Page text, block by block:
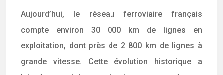
Aujourd’hui, le réseau ferroviaire français
compte environ 30 000 km de lignes en
exploitation, dont près de 2 800 km de lignes à
grande vitesse. Cette évolution historique a